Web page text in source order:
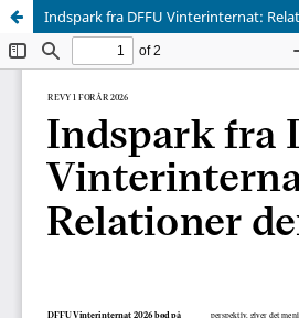
Indspark fra DFFU Vinterinternat: